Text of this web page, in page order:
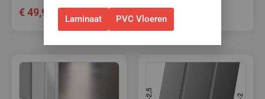
€49,95
Laminaat PVC Vloeren